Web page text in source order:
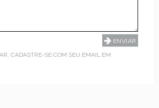
CADASTRE-SE COM SEU EMAIL EM